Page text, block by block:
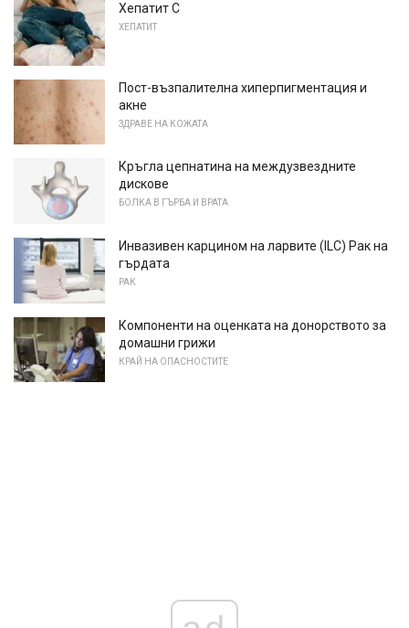
Хепатит С
ХЕПАТИТ
Пост-възпалителна хиперпигментация и
акне
ЗДРАВЕ НА КОЖАТА
Кръгла цепнатина на междузвездните
дискове
БОЛКА В ГЪРБА И ВРАТА
Инвазивен карцином на ларвите (ILC) Рак на
гърдата
РАК
Компоненти на оценката на донорството за
домашни грижи
КРАЙ НА ОПАСНОСТИТЕ